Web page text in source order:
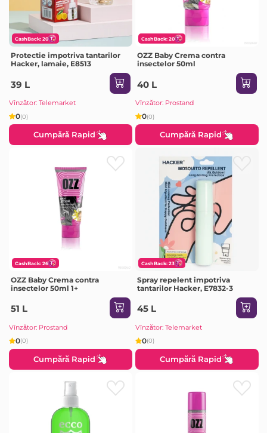
CashBack: 20
Protectie impotriva tantarilor
Hacker, lamaie, E8513
39 L
Vînzător: Telemarket
0(0)
Cumpără Rapid
CashBack: 20
OZZ Baby Crema contra
insectelor 50ml
40 L
Vînzător: Prostand
0(0)
Cumpără Rapid
CashBack: 26
OZZ Baby Crema contra
insectelor 50ml 1+
51 L
Vînzător: Prostand
0(0)
Cumpără Rapid
CashBack: 23
Spray repelent impotriva
tantarilor Hacker, E7832-3
45 L
Vînzător: Telemarket
0(0)
Cumpără Rapid